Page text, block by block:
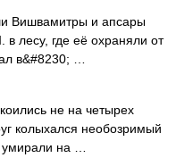
Вишвамитры и апсары
лесу, где её охраняли от
в&#8230; …
не на четырех
колыхался необозримый
на …